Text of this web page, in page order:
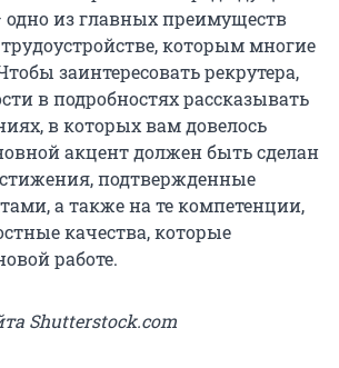
из главных преимуществ
которым многие
заинтересовать рекрутера,
в подробностях рассказывать
в которых вам довелось
акцент должен быть сделан
подтвержденные
а также на те компетенции,
качества, которые
работе.
Shutterstock.com